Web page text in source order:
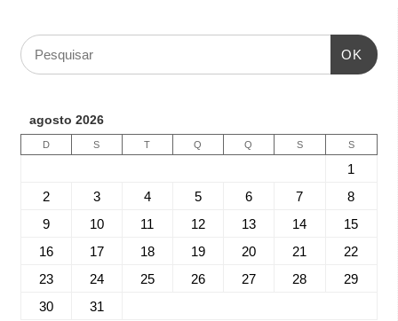
OK
agosto 2026
D S T Q Q S S
1
2
3 4 5 6 7
8
9
10 11 12 13 14
15
16
17 18 19 20 21
22
23
24 25 26 27 28
29
30
31